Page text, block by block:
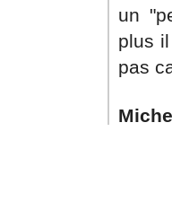
un
plus
pas